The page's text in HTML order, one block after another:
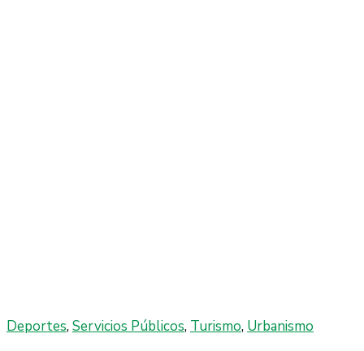
Deportes‚Servicios Públicos‚ Turismo‚ Urbanismo